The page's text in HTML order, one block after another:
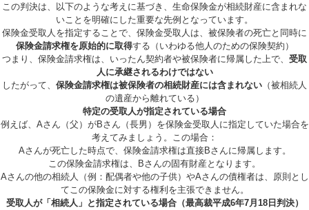
この判決は、以下のような考えに基づき、生命保険金が相続財産に含まれな
いことを明確にした重要な先例となっています。
保険金受取人を指定することで、保険金受取人は、被保険者の死亡と同時に
保険金請求権を原始的に取得する（いわゆる他人のための保険契約）
つまり、保険金請求権は、いったん契約者や被保険者に帰属した上で、 受取
人に承継されるわけではない
したがって、 保険金請求権は被保険者の相続財産には含まれない （被相続人
の遺産から離れている）
特定の受取人が指定されている場合
例えば、Aさん（父）がBさん（長男）を保険金受取人に指定していた場合を
考えてみましょう。この場合：
Aさんが死亡した時点で、保険金請求権は直接Bさんに帰属します。
この保険金請求権は、Bさんの固有財産となります。
Aさんの他の相続人（例：配偶者や他の子供）やAさんの債権者は、原則とし
てこの保険金に対する権利を主張できません。
受取人が「相続人」と指定されている場合（最高裁平成6年7月18日判決）